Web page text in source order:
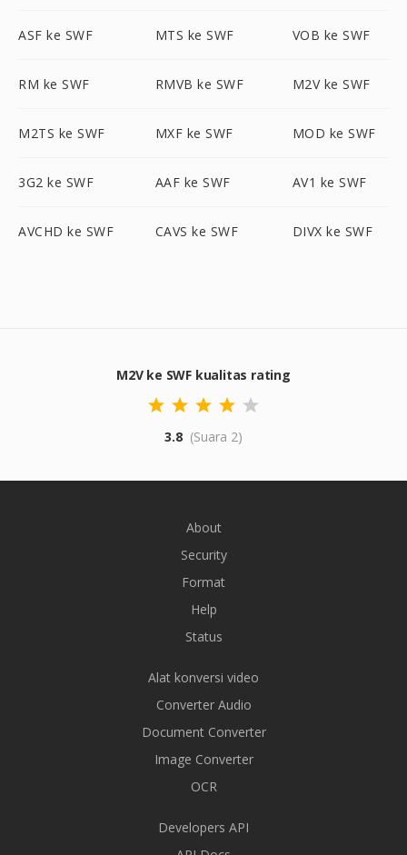
ASF ke SWF MTS ke SWF VOB ke SWF
RM ke SWF RMVB ke SWF M2V ke SWF
M2TS ke SWF MXF ke SWF MOD ke SWF
3G2 ke SWF AAF ke SWF AV1 ke SWF
AVCHD ke SWF CAVS ke SWF DIVX ke SWF
M2V ke SWF kualitas rating
3.8 (Suara 2)
About
Security
Format
Help
Status
Alat konversi video
Converter Audio
Document Converter
Image Converter
OCR
Developers API